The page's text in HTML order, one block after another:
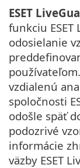
ESET
funkciu ESET
odosielanie
vzdialenú
spoločnosti
odošle späť
podozrivé
informácie
väzby ESET